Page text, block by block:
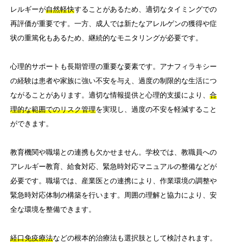
レルギーが自然軽快することがあるため、適切なタイミングでの
再評価が重要です。一方、成人では新たなアレルゲンの獲得や症
状の重篤化もあるため、継続的なモニタリングが必要です。
心理的サポートも長期管理の重要な要素です。アナフィラキシー
の経験は患者や家族に強い不安を与え、過度の制限的な生活につ
ながることがあります。適切な情報提供と心理的支援により、 合
理的な範囲でのリスク管理を実現し、過度の不安を軽減すること
ができます。
教育機関や職場との連携も欠かせません。学校では、教職員への
アレルギー教育、給食対応、緊急時対応マニュアルの整備などが
必要です。職場では、産業医との連携により、作業環境の調整や
緊急時対応体制の構築を行います。周囲の理解と協力により、安
全な環境を整備できます。
経口免疫療法などの根本的治療法も選択肢として検討されます。